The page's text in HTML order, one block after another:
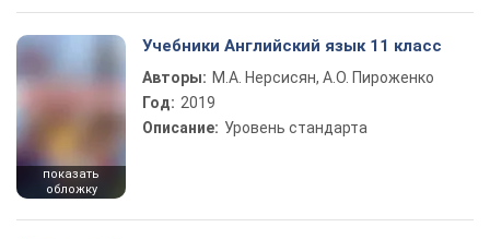
показать
обложку
Учебники Английский язык 11 класс
Авторы: М.А. Нерсисян, А.О. Пироженко
Год: 2019
Описание: Уровень стандарта